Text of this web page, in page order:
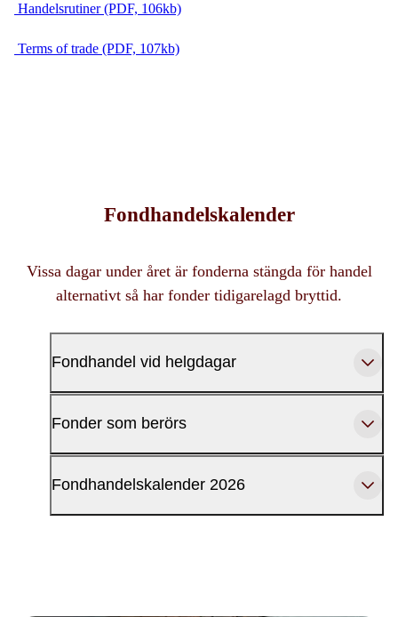
Handelsrutiner (PDF, 106kb)
Terms of trade (PDF, 107kb)
Fondhandelskalender
Vissa dagar under året är fonderna stängda för handel
alternativt så har fonder tidigarelagd bryttid.
Fondhandel vid helgdagar
Fonder som berörs
Fondhandelskalender 2026